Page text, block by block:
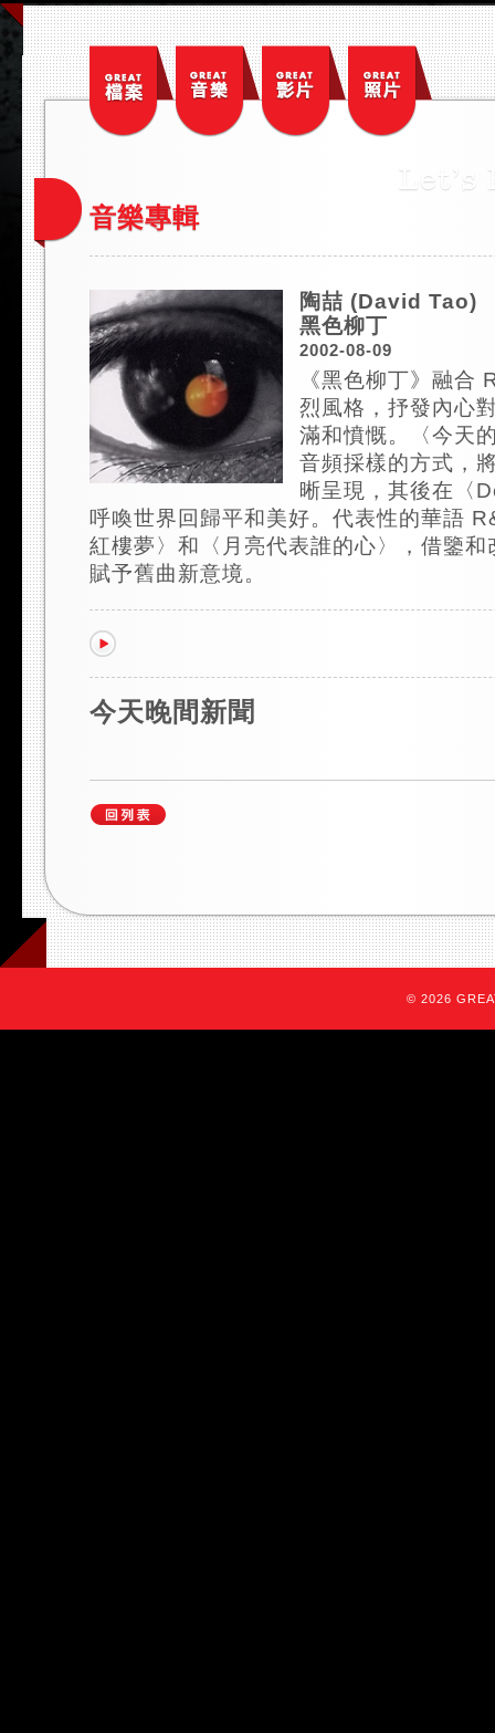
音樂專輯
陶喆 (David Tao)
黑色柳丁
2002-08-09
《黑色柳丁》融合
烈風格，抒發內心
滿和憤慨。〈今天
音頻採樣的方式，
晰呈現，其後在〈
呼喚世界回歸平和美好。代表性的華語
紅樓夢〉和〈月亮代表誰的心〉，借鑒和
賦予舊曲新意境。
今天晚間新聞
© 2026